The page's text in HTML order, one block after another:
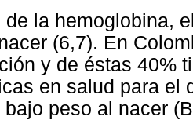
de la hemoglobina,
(6,7). En
y de éstas 40%
en salud para el
bajo peso al nacer